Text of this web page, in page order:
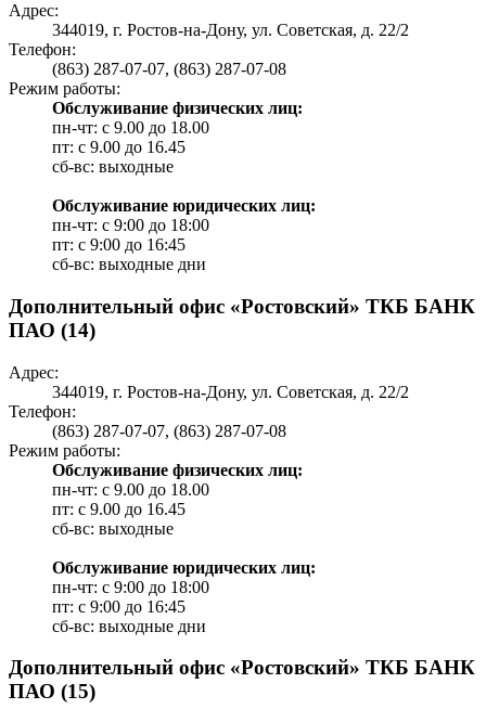
Адрес:
344019, г. Ростов-на-Дону, ул. Советская, д. 22/2
Телефон:
(863) 287-07-07, (863) 287-07-08
Режим работы:
Обслуживание физических лиц:
пн-чт: с 9.00 до 18.00
пт: c 9.00 до 16.45
сб-вс: выходные
Обслуживание юридических лиц:
пн-чт: с 9:00 до 18:00
пт: c 9:00 до 16:45
сб-вс: выходные дни
Дополнительный офис «Ростовский» ТКБ БАНК
ПАО (14)
Адрес:
344019, г. Ростов-на-Дону, ул. Советская, д. 22/2
Телефон:
(863) 287-07-07, (863) 287-07-08
Режим работы:
Обслуживание физических лиц:
пн-чт: с 9.00 до 18.00
пт: c 9.00 до 16.45
сб-вс: выходные
Обслуживание юридических лиц:
пн-чт: с 9:00 до 18:00
пт: c 9:00 до 16:45
сб-вс: выходные дни
Дополнительный офис «Ростовский» ТКБ БАНК
ПАО (15)